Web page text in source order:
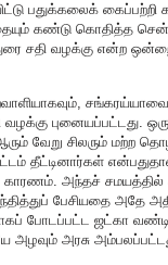
பதுக்கலைக் கைப்பற்றி
கண்டு கொதித்த
சதி வழக்கு என்ற
வழக்கு புனையப்பட்டது.
வேறு சிலரும் மற்ற
தீட்டினார்கள்
காரணம். அந்தச்
பேசியதை அதே
போடப்பட்ட ஜட்கா
அழவும் அரசு